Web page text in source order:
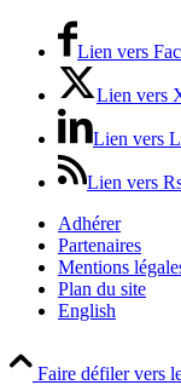
Lien vers
Lien vers
Lien vers
Lien vers
Adhérer
Partenaires
Mentions
Plan du site
English
Faire défiler vers